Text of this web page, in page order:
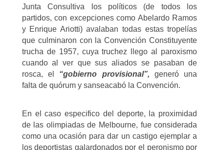
Junta Consultiva los políticos (de todos los
partidos, con excepciones como Abelardo Ramos
y Enrique Ariotti) avalaban todas estas tropelías
que culminaron con la Convención Constituyente
trucha de 1957, cuya truchez llego al paroxismo
cuando al ver que sus aliados se pasaban de
rosca, el “gobierno provisional”, generó una
falta de quórum y sanseacabó la Convención.
En el caso especifico del deporte, la proximidad
de las olimpiadas de Melbourne, fue considerada
como una ocasión para dar un castigo ejemplar a
los deportistas galardonados por el peronismo por